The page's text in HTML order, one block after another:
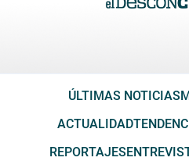
ÚLTIMAS NOTICIAS
ACTUALIDAD
REPORTAJES